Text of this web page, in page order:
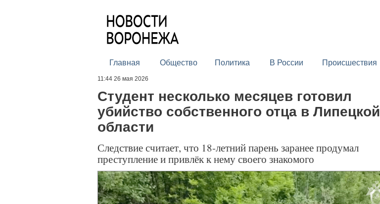
Главная Общество Политика В России Происшествия
11:44 26 мая 2026
Студент несколько месяцев готовил
убийство собственного отца в Липецкой
области
Следствие считает, что 18-летний парень заранее продумал
преступление и привлёк к нему своего знакомого